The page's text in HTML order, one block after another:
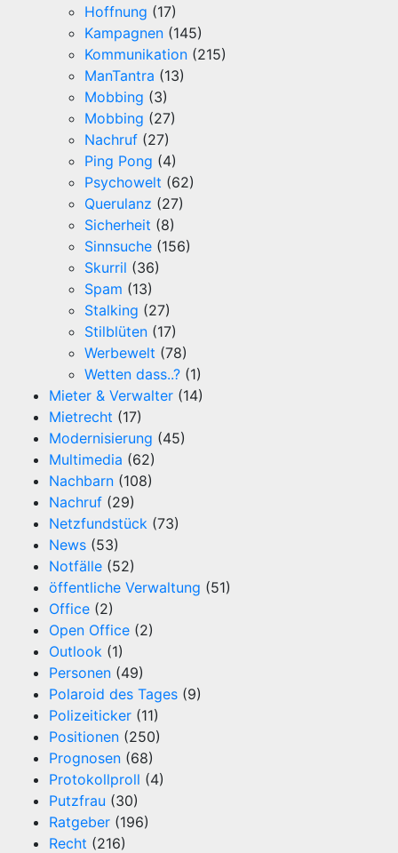
Hoffnung (17)
Kampagnen (145)
Kommunikation (215)
ManTantra (13)
Mobbing (3)
Mobbing (27)
Nachruf (27)
Ping Pong (4)
Psychowelt (62)
Querulanz (27)
Sicherheit (8)
Sinnsuche (156)
Skurril (36)
Spam (13)
Stalking (27)
Stilblüten (17)
Werbewelt (78)
Wetten dass..? (1)
Mieter & Verwalter (14)
Mietrecht (17)
Modernisierung (45)
Multimedia (62)
Nachbarn (108)
Nachruf (29)
Netzfundstück (73)
News (53)
Notfälle (52)
öffentliche Verwaltung (51)
Office (2)
Open Office (2)
Outlook (1)
Personen (49)
Polaroid des Tages (9)
Polizeiticker (11)
Positionen (250)
Prognosen (68)
Protokollproll (4)
Putzfrau (30)
Ratgeber (196)
Recht (216)